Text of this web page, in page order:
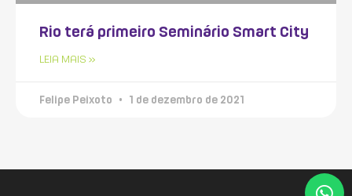
Rio terá primeiro Seminário Smart City
LEIA MAIS »
Felipe Peixoto 1 de dezembro de 2021